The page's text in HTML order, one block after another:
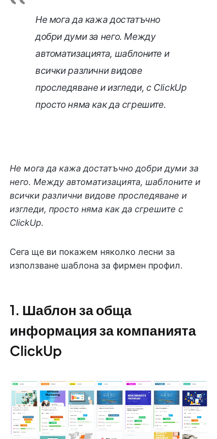
Не мога да кажа достатъчно
добри думи за него. Между
автоматизацията, шаблоните и
всички различни видове
проследяване и изгледи, с ClickUp
просто няма как да сгрешите.
Не мога да кажа достатъчно добри думи за
него. Между автоматизацията, шаблоните и
всички различни видове проследяване и
изгледи, просто няма как да сгрешите с
ClickUp.
Сега ще ви покажем няколко лесни за
използване шаблона за фирмен профил.
1. Шаблон за обща
информация за компанията
ClickUp